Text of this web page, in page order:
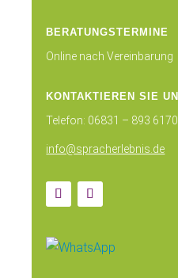
BERATUNGSTERMINE
Online nach Vereinbarung
KONTAKTIEREN SIE
Telefon: 06831 – 893 6170
info@spracherlebnis.de